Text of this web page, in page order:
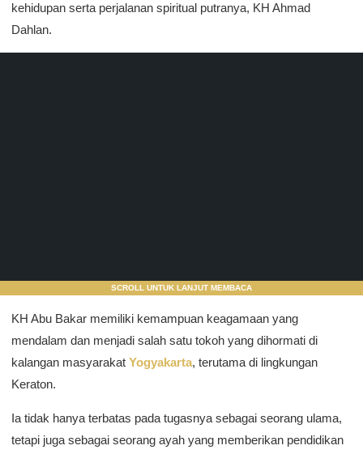
kehidupan serta perjalanan spiritual putranya, KH Ahmad
Dahlan.
SCROLL UNTUK LANJUT MEMBACA
KH Abu Bakar memiliki kemampuan keagamaan yang
mendalam dan menjadi salah satu tokoh yang dihormati di
kalangan masyarakat Yogyakarta, terutama di lingkungan
Keraton.
Ia tidak hanya terbatas pada tugasnya sebagai seorang ulama,
tetapi juga sebagai seorang ayah yang memberikan pendidikan